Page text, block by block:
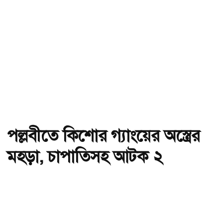
পল্লবীতে কিশোর গ্যাংয়ের অস্ত্রের
মহড়া, চাপাতিসহ আটক ২